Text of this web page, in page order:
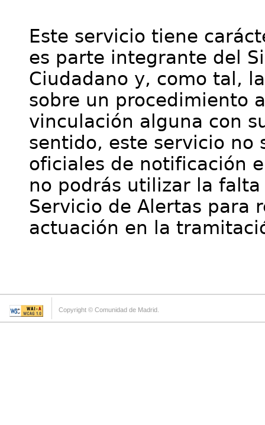
Este servicio tiene
es parte integrante del
Ciudadano y, como tal,
sobre un procedimiento
vinculación alguna con
sentido, este servicio no
oficiales de notificación
no podrás utilizar la
Servicio de Alertas para
actuación en la
Copyright © Comunidad de Madrid.